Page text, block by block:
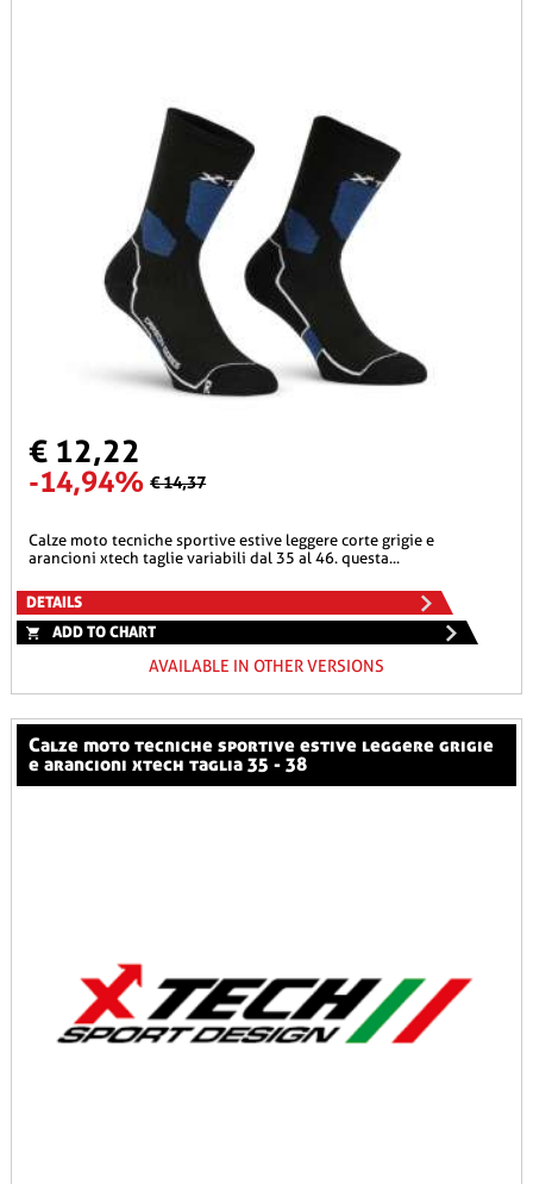
€ 12,22
-14,94% € 14,37
calze moto tecniche sportive estive leggere corte grigie e
arancioni xtech taglie variabili dal 35 al 46. questa...
DETAILS
ADD TO CHART
AVAILABLE IN OTHER VERSIONS
calze moto tecniche sportive estive leggere grigie
e arancioni xtech taglia 35 - 38